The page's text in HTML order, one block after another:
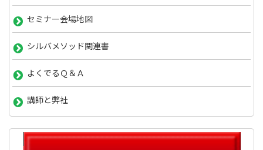
セミナー会場地図
シルバメソッド関連書
よくでるＱ＆Ａ
講師と弊社